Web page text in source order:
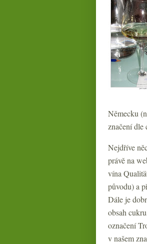
Německu
značení dle
Nejdříve
právě na
vína
původu) a
Dále je
obsah
označení
v našem